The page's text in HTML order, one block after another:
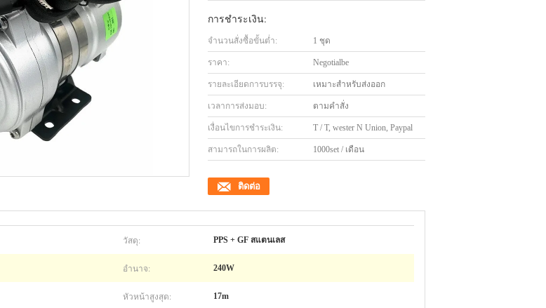
การชำระเงิน:
จำนวนสั่งซื้อขั้นต่ำ: 1 ชุด
ราคา: Negotialbe
รายละเอียดการบรรจุ: เหมาะสำหรับส่งออก
เวลาการส่งมอบ: ตามคำสั่ง
เงื่อนไขการชำระเงิน: T / T, wester N Union, Paypal
สามารถในการผลิต: 1000set / เดือน
ติดต่อ
วัสดุ: PPS + GF สแตนเลส
อำนาจ: 240W
หัวหน้าสูงสุด: 17m